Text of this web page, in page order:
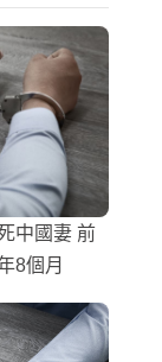
中國妻 前
8個月